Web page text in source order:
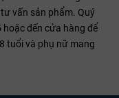
gian chín, tạo nên hương
vấn sản phẩm. Quý
hoặc đến cửa hàng để
tuổi và phụ nữ mang